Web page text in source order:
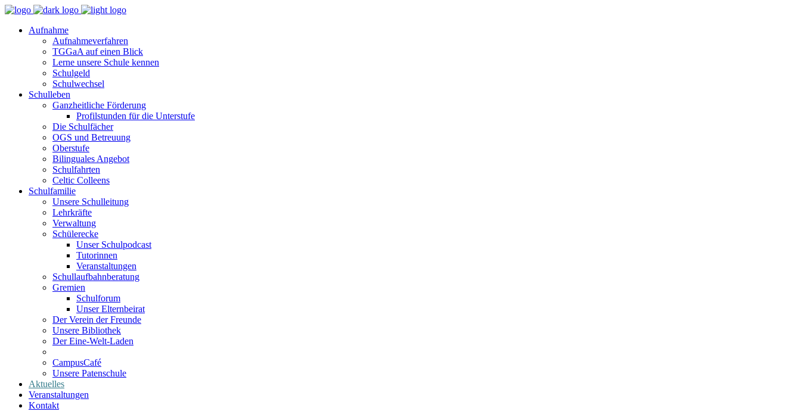
Aufnahme
Aufnahmeverfahren
TGGaA auf einen Blick
Lerne unsere Schule kennen
Schulgeld
Schulwechsel
Schulleben
Ganzheitliche Förderung
Profilstunden für die Unterstufe
Die Schulfächer
OGS und Betreuung
Oberstufe
Bilinguales Angebot
Schulfahrten
Celtic Colleens
Schulfamilie
Unsere Schulleitung
Lehrkräfte
Verwaltung
Schülerecke
Unser Schulpodcast
Tutorinnen
Veranstaltungen
Schullaufbahnberatung
Gremien
Schulforum
Unser Elternbeirat
Der Verein der Freunde
Unsere Bibliothek
Der Eine-Welt-Laden
CampusCafé
Unsere Patenschule
Aktuelles
Veranstaltungen
Kontakt